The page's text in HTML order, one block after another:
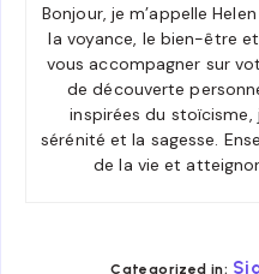
Bonjour, je m’appelle
la voyance, le bien-être
vous accompagner sur
de découverte
inspirées du stoïcisme,
sérénité et la sagesse.
de la vie et
Categorized in: